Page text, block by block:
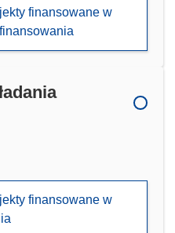
finansowane w
finansowane w